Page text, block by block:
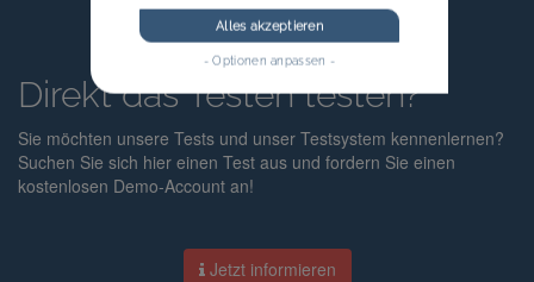
Direkt das Testen testen?
Sie möchten unsere Tests und unser Testsystem kennenlernen?
Suchen Sie sich hier einen Test aus und fordern Sie einen
kostenlosen Demo-Account an!
Jetzt informieren
Alles akzeptieren
- Optionen anpassen -